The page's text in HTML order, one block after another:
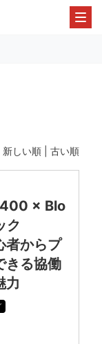
新しい順 | 古い順
× Blo
ク
者からプ
きる協働
力